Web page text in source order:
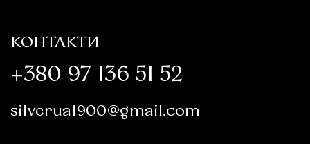
КОНТАКТИ
+380 97 136 51 52
silverua1900@gmail.com